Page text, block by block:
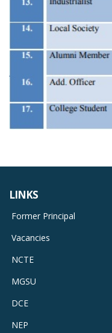
LINKS
Former Principal
Vacancies
NCTE
MGSU
DCE
NEP